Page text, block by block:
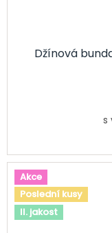
Džínová
s
Akce
Poslední kusy
II. jakost